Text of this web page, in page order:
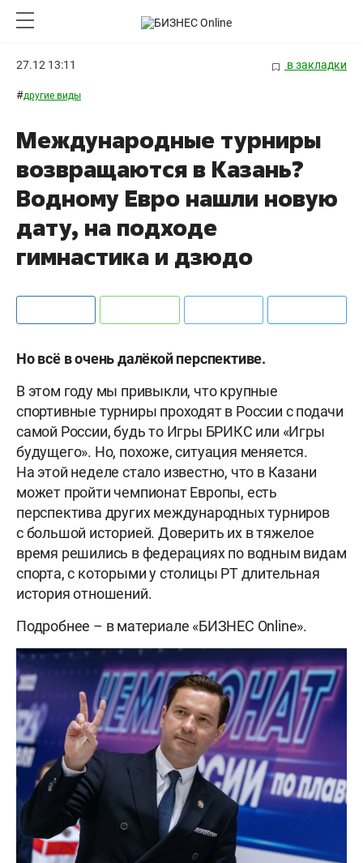
27.12 13:11 в закладки
#другие виды
Международные турниры
возвращаются в Казань?
Водному Евро нашли новую
дату, на подходе
гимнастика и дзюдо
Но всё в очень далёкой перспективе.
В этом году мы привыкли, что крупные
спортивные турниры проходят в России с подачи
самой России, будь то Игры БРИКС или «Игры
будущего». Но, похоже, ситуация меняется.
На этой неделе стало известно, что в Казани
может пройти чемпионат Европы, есть
перспектива других международных турниров
с большой историей. Доверить их в тяжелое
время решились в федерациях по водным видам
спорта, с которыми у столицы РТ длительная
история отношений.
Подробнее – в материале «БИЗНЕС Online».